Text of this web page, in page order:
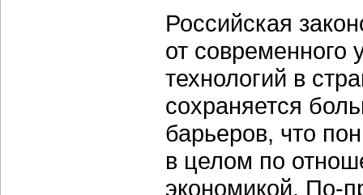
Российская
от
технологий в
сохраняется
барьеров, что
в целом по
экономикой. По-